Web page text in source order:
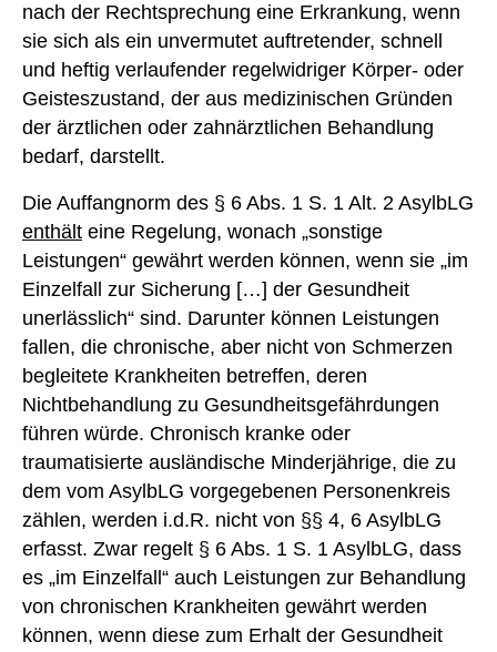
nach der Rechtsprechung eine Erkrankung, wenn
sie sich als ein unvermutet auftretender, schnell
und heftig verlaufender regelwidriger Körper- oder
Geisteszustand, der aus medizinischen Gründen
der ärztlichen oder zahnärztlichen Behandlung
bedarf, darstellt.
Die Auffangnorm des § 6 Abs. 1 S. 1 Alt. 2 AsylbLG
enthält eine Regelung, wonach „sonstige
Leistungen“ gewährt werden können, wenn sie „im
Einzelfall zur Sicherung […] der Gesundheit
unerlässlich“ sind. Darunter können Leistungen
fallen, die chronische, aber nicht von Schmerzen
begleitete Krankheiten betreffen, deren
Nichtbehandlung zu Gesundheitsgefährdungen
führen würde. Chronisch kranke oder
traumatisierte ausländische Minderjährige, die zu
dem vom AsylbLG vorgegebenen Personenkreis
zählen, werden i.d.R. nicht von §§ 4, 6 AsylbLG
erfasst. Zwar regelt § 6 Abs. 1 S. 1 AsylbLG, dass
es „im Einzelfall“ auch Leistungen zur Behandlung
von chronischen Krankheiten gewährt werden
können, wenn diese zum Erhalt der Gesundheit